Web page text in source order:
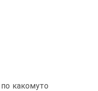
какомуто